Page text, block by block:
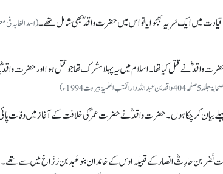
میں ایک سَریہ بھجوایا تو اس میں حضرت واقدؓ بھی شامل تھے۔
نے قتل کیا تھا۔ اسلام میں یہ پہلا مشرک تھا جو قتل ہوا اور حضرت واقدؓ
العلمیۃ بیروت 1994ء)
کر چکا ہوں۔ حضرت واقدؓ نے حضرت عمرؓ کی خلافت کے آغاز میں وفات
بن حارِثؓ انصار کے قبیلہ اوس کے خاندان بنوعَبد بن رَزَاخ میں سے تھے۔